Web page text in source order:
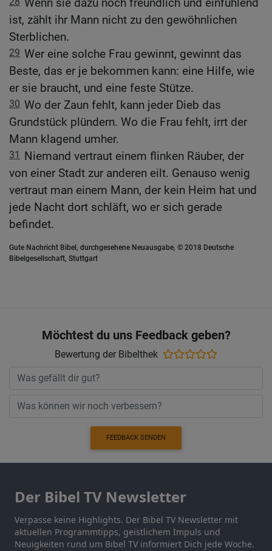
Wenn sie dazu noch freundlich und einfühlend
ist, zählt ihr Mann nicht zu den gewöhnlichen
Sterblichen.
29 Wer eine solche Frau gewinnt, gewinnt das
Beste, das er je bekommen kann: eine Hilfe, wie
er sie braucht, und eine feste Stütze.
30 Wo der Zaun fehlt, kann jeder Dieb das
Grundstück plündern. Wo die Frau fehlt, irrt der
Mann klagend umher.
31
Niemand vertraut einem flinken Räuber, der
von einer Stadt zur anderen eilt. Genauso wenig
vertraut man einem Mann, der kein Heim hat und
jede Nacht dort schläft, wo er sich gerade
befindet.
Gute Nachricht Bibel, durchgesehene Neuausgabe, © 2018 Deutsche
Bibelgesellschaft, Stuttgart
Möchtest du uns Feedback geben?
Bewertung der Bibelthek
FEEDBACK SENDEN
Der Bibel TV Newsletter
Verpasse keine Highlights. Der Bibel TV Newsletter mit
aktuellen Programmtipps, geistlichem Impuls und
Neuigkeiten rund um Bibel TV informiert Dich jede Woche.